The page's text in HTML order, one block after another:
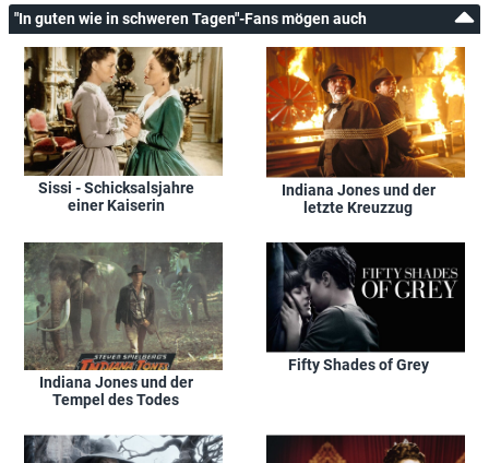
"In guten wie in schweren Tagen"-Fans mögen auch
Sissi - Schicksalsjahre
einer Kaiserin
Indiana Jones und der
letzte Kreuzzug
Indiana Jones und der
Tempel des Todes
Fifty Shades of Grey